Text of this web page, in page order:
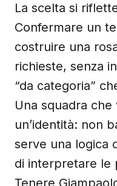
La scelta si
Confermare un
costruire una
richieste, senza
“da categoria”
Una squadra
un’identità: non
serve una logica
di interpretare le
Tenere